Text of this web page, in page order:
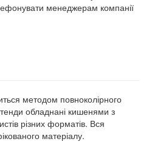
менеджерам компанії
методом повноколірного
обладнані кишенями з
різних форматів. Вся
матеріалу.